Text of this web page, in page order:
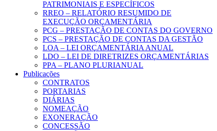
PATRIMONIAIS E ESPECÍFICOS
RREO – RELATÓRIO RESUMIDO DE
EXECUÇÃO ORÇAMENTÁRIA
PCG – PRESTAÇÃO DE CONTAS DO GOVERNO
PCS – PRESTAÇÃO DE CONTAS DA GESTÃO
LOA – LEI ORÇAMENTÁRIA ANUAL
LDO – LEI DE DIRETRIZES ORÇAMENTÁRIAS
PPA – PLANO PLURIANUAL
Publicações
CONTRATOS
PORTARIAS
DIÁRIAS
NOMEAÇÃO
EXONERAÇÃO
CONCESSÃO